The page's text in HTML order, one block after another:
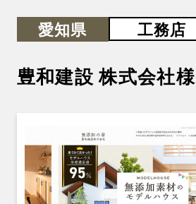
愛知県 工務店
豊和建設 株式会社様